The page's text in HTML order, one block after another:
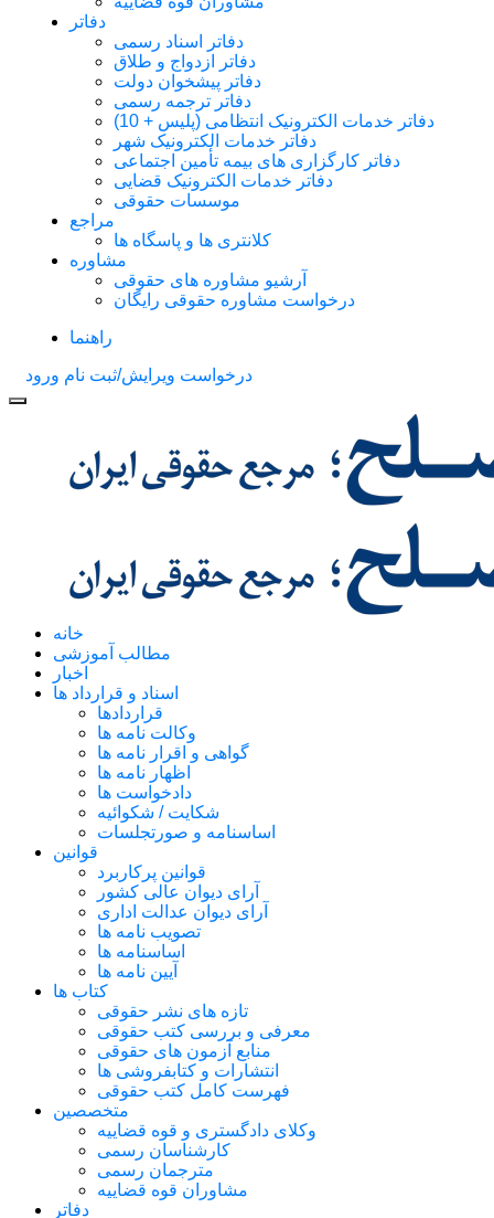
دفاتر
دفاتر اسناد رسمی
دفاتر ازدواج و طلاق
دفاتر پیشخوان دولت
دفاتر ترجمه رسمی
دفاتر خدمات الکترونیک انتظامی (پلیس + 10)
دفاتر خدمات الکترونیک شهر
دفاتر کارگزاری های بیمه تأمین اجتماعی
دفاتر خدمات الکترونیک قضایی
موسسات حقوقی
مراجع
کلانتری ها و پاسگاه ها
مشاوره
آرشیو مشاوره های حقوقی
درخواست مشاوره حقوقی رایگان
راهنما
درخواست ویرایش/ثبت نام ورود
خانه
مطالب آموزشی
اخبار
اسناد و قرارداد ها
قراردادها
وکالت نامه ها
گواهی و اقرار نامه ها
اظهار نامه ها
دادخواست ها
شکایت / شکوائیه
اساسنامه و صورتجلسات
قوانین
قوانین پرکاربرد
آرای دیوان عالی کشور
آرای دیوان عدالت اداری
تصویب نامه ها
اساسنامه ها
آیین نامه ها
کتاب ها
تازه های نشر حقوقی
معرفی و بررسی کتب حقوقی
منابع آزمون های حقوقی
انتشارات و کتابفروشی ها
فهرست کامل کتب حقوقی
متخصصین
وکلای دادگستری و قوه قضاییه
کارشناسان رسمی
مترجمان رسمی
مشاوران قوه قضاییه
دفاتر